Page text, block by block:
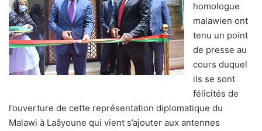
homologue
malawien ont
tenu un point
de presse au
cours duquel
ils se sont
félicités de
l’ouverture de cette représentation diplomatique du
Malawi à Laâyoune qui vient s’ajouter aux antennes